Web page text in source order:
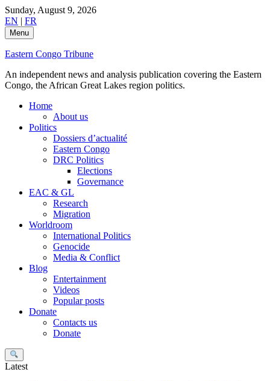
Skip
to
content
Sunday, August 9, 2026
EN | FR
Menu
Eastern Congo Tribune
An independent news and analysis publication covering the Eastern
Congo, the African Great Lakes region politics.
Home
About us
Politics
Dossiers d’actualité
Eastern Congo
DRC Politics
Elections
Governance
EAC & GL
Research
Migration
Worldroom
International Politics
Genocide
Media & Conflict
Blog
Entertainment
Videos
Popular posts
Donate
Contacts us
Donate
Search
Latest